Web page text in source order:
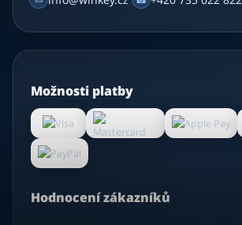
Možnosti platby
Hodnocení zákazníků